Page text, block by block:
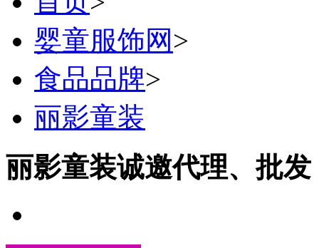
婴童服饰网 >
食品品牌>
丽影童装
丽影童装诚邀代理、批发